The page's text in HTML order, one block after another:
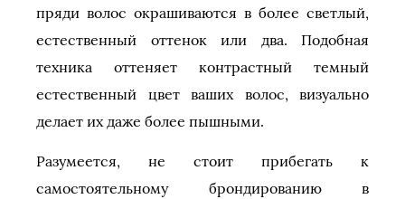
пряди волос окрашиваются в более светлый,
естественный оттенок или два. Подобная
техника оттеняет контрастный темный
естественный цвет ваших волос, визуально
делает их даже более пышными.
Разумеется, не стоит прибегать к
самостоятельному брондированию в